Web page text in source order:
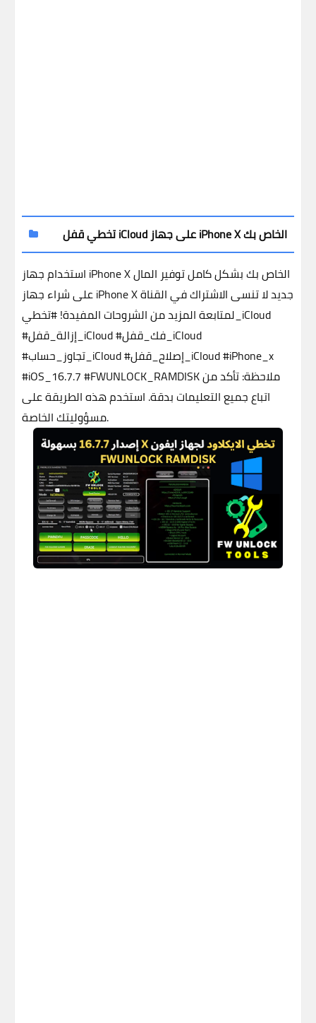
تخطي قفل iCloud على جهاز iPhone X الخاص بك
استخدام جهاز iPhone X الخاص بك بشكل كاملتوفير المال
على شراء جهاز iPhone X جديدلا تنسى الاشتراك في القناة
لمتابعة المزيد من الشروحات المفيدة!#تخطي_iCloud
#إزالة_قفل_iCloud
#فك_قفل_iCloud
#تجاوز_حساب_iCloud
#إصلاح_قفل_iCloud#iPhone_x
#iOS_16.7.7#FWUNLOCK_RAMDISK ملاحظة:تأكد من
اتباع جميع التعليمات بدقة. استخدم هذه الطريقة على
مسؤوليتك الخاصة.